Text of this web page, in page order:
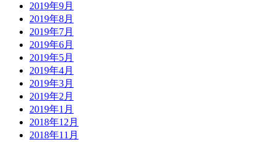
2019年9月
2019年8月
2019年7月
2019年6月
2019年5月
2019年4月
2019年3月
2019年2月
2019年1月
2018年12月
2018年11月